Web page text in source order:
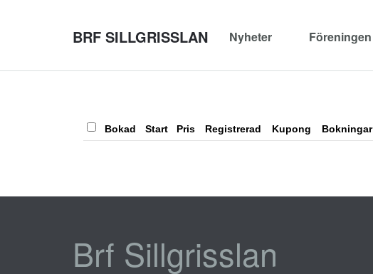
BRF SILLGRISSLAN Nyheter Föreningen
Bokad Start Pris Registrerad Kupong Bokningar
Brf Sillgrisslan